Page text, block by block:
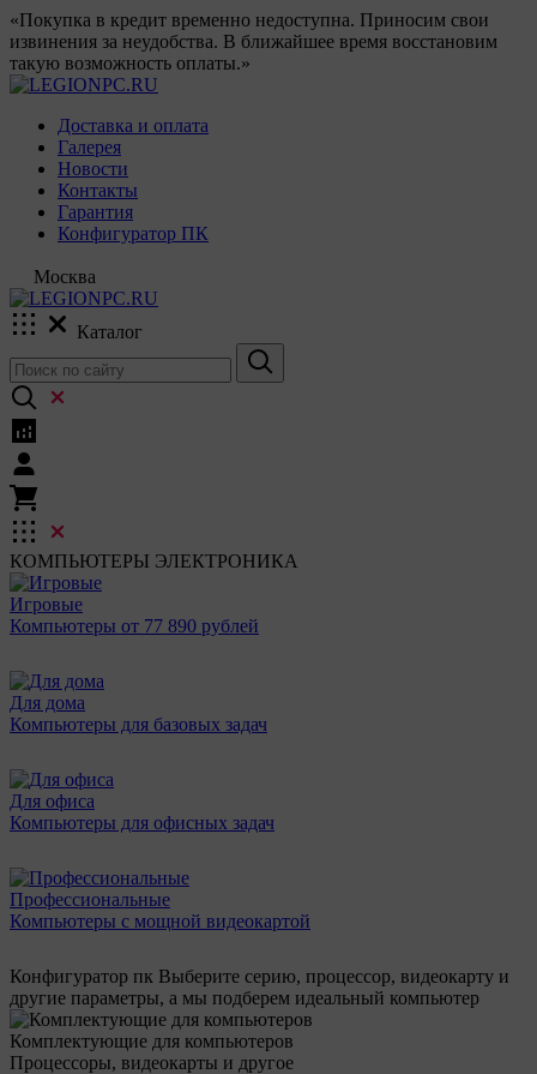
«Покупка в кредит временно недоступна. Приносим свои
извинения за неудобства. В ближайшее время восстановим
такую возможность оплаты.»
Доставка и оплата
Галерея
Новости
Контакты
Гарантия
Конфигуратор ПК
Москва
Каталог
КОМПЬЮТЕРЫ ЭЛЕКТРОНИКА
Игровые
Компьютеры от 77 890 рублей
Для дома
Компьютеры для базовых задач
Для офиса
Компьютеры для офисных задач
Профессиональные
Компьютеры с мощной видеокартой
Конфигуратор пк Выберите серию, процессор, видеокарту и
другие параметры, а мы подберем идеальный компьютер
Комплектующие для компьютеров
Процессоры, видеокарты и другое